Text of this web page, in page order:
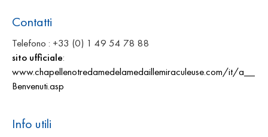
Contatti
Telefono : +33 (0) 1 49 54 78 88
sito ufficiale:
www.chapellenotredamedelamedaillemiraculeuse.com/it/a__
Benvenuti.asp
Info utili